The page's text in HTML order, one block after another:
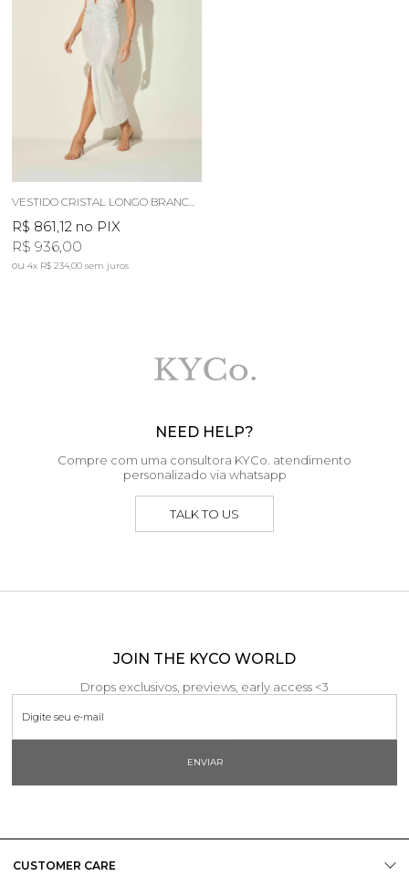
R$ 861,12 no PIX
R$ 936,00
4x R$ 234,00sem juros
NEED HELP?
Compre com uma consultora KYCo. atendimento
personalizado via whatsapp
TALK TO US
JOIN THE KYCO WORLD
Drops exclusivos, previews, early access <3
ENVIAR
CUSTOMER CARE